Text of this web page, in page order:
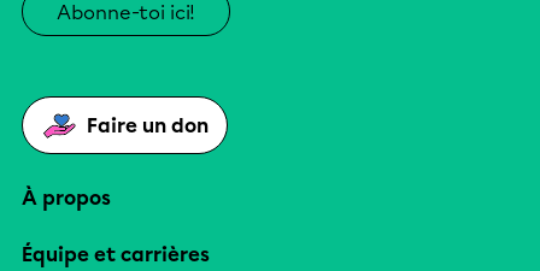
Abonne-toi ici!
Faire un don
À propos
Équipe et carrières